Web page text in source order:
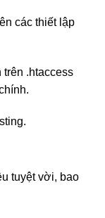
các thiết lập
trên .htaccess
tuyệt vời, bao